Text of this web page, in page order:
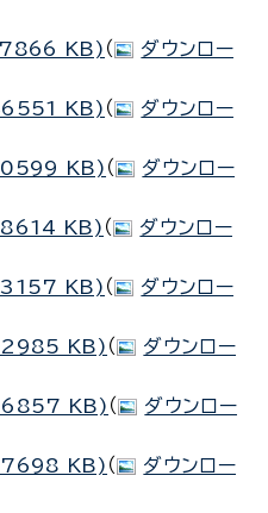
57866 KB) （
ダウンロー
46551 KB) （
ダウンロー
40599 KB) （
ダウンロー
48614 KB) （
ダウンロー
63157 KB) （
ダウンロー
62985 KB) （
ダウンロー
66857 KB) （
ダウンロー
67698 KB) （
ダウンロー